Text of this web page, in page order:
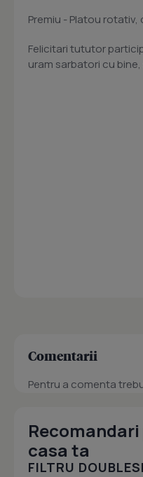
Premiu - Platou rotativ,
Felicitari tututor
uram sarbatori cu
Comentarii
Pentru a comenta
casa ta
FILTRU